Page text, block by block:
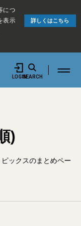
につ
表示
詳しくはこちら
LOGINSEARCH
)
ックスのまとめペー